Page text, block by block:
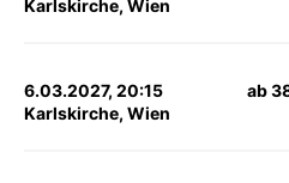
Karlskirche, Wien
6.03.2027, 20:15
Karlskirche, Wien
ab